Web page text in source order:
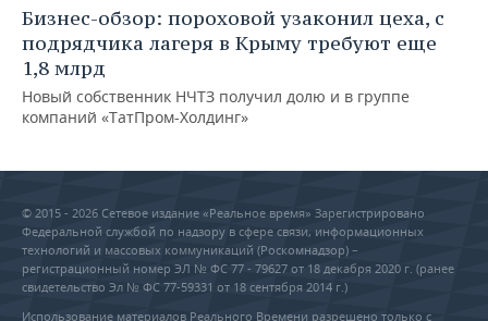
Бизнес-обзор: пороховой узаконил цеха, с
подрядчика лагеря в Крыму требуют еще
1,8 млрд
Новый собственник НЧТЗ получил долю и в группе
компаний «ТатПром-Холдинг»
© 2015 - 2026 Сетевое издание «Реальное время» Зарегистрировано
Федеральной службой по надзору в сфере связи, информационных
технологий и массовых коммуникаций (Роскомнадзор) –
регистрационный номер ЭЛ № ФС 77 - 79627 от 18 декабря 2020 г. (ранее
свидетельство Эл № ФС 77-59331 от 18 сентября 2014 г.)
Использование материалов Реального Времени разрешено только с